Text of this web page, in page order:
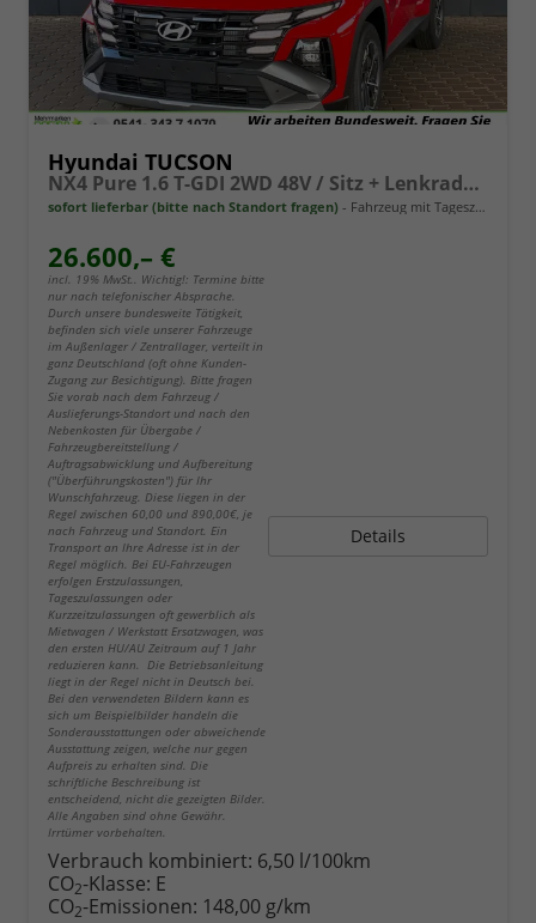
Hyundai TUCSON
NX4 Pure 1.6 T-GDI 2WD 48V / Sitz + Lenkradheiz. LED Tempomat Alu 17"
sofort lieferbar (bitte nach Standort fragen) Fahrzeug mit Tageszulassung
26.600,– €
incl. 19% MwSt.. Wichtig!: Termine bitte
nur nach telefonischer Absprache.
Durch unsere bundesweite Tätigkeit,
befinden sich viele unserer Fahrzeuge
im Außenlager / Zentrallager, verteilt in
ganz Deutschland (oft ohne Kunden-
Zugang zur Besichtigung). Bitte fragen
Sie vorab nach dem Fahrzeug /
Auslieferungs-Standort und nach den
Nebenkosten für Übergabe /
Fahrzeugbereitstellung /
Auftragsabwicklung und Aufbereitung
("Überführungskosten") für Ihr
Wunschfahrzeug. Diese liegen in der
Regel zwischen 60,00 und 890,00€, je
nach Fahrzeug und Standort. Ein
Transport an Ihre Adresse ist in der
Regel möglich. Bei EU-Fahrzeugen
erfolgen Erstzulassungen,
Tageszulassungen oder
Kurzzeitzulassungen oft gewerblich als
Mietwagen / Werkstatt Ersatzwagen, was
den ersten HU/AU Zeitraum auf 1 Jahr
reduzieren kann. Die Betriebsanleitung
liegt in der Regel nicht in Deutsch bei.
Bei den verwendeten Bildern kann es
sich um Beispielbilder handeln die
Sonderausstattungen oder abweichende
Ausstattung zeigen, welche nur gegen
Aufpreis zu erhalten sind. Die
schriftliche Beschreibung ist
entscheidend, nicht die gezeigten Bilder.
Alle Angaben sind ohne Gewähr.
Irrtümer vorbehalten.
Details
Verbrauch kombiniert: 6,50 l/100km
CO2-Klasse: E
CO2-Emissionen: 148,00 g/km